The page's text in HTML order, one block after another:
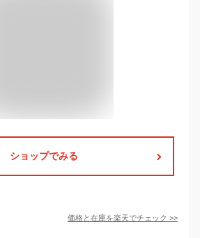
ショップでみる
価格と在庫を楽天でチェック >>